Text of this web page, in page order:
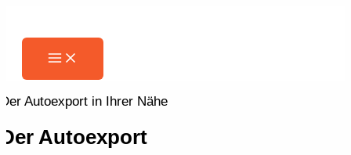
springen
Main
Menu
Der Autoexport in Ihrer Nähe
Der Autoexport